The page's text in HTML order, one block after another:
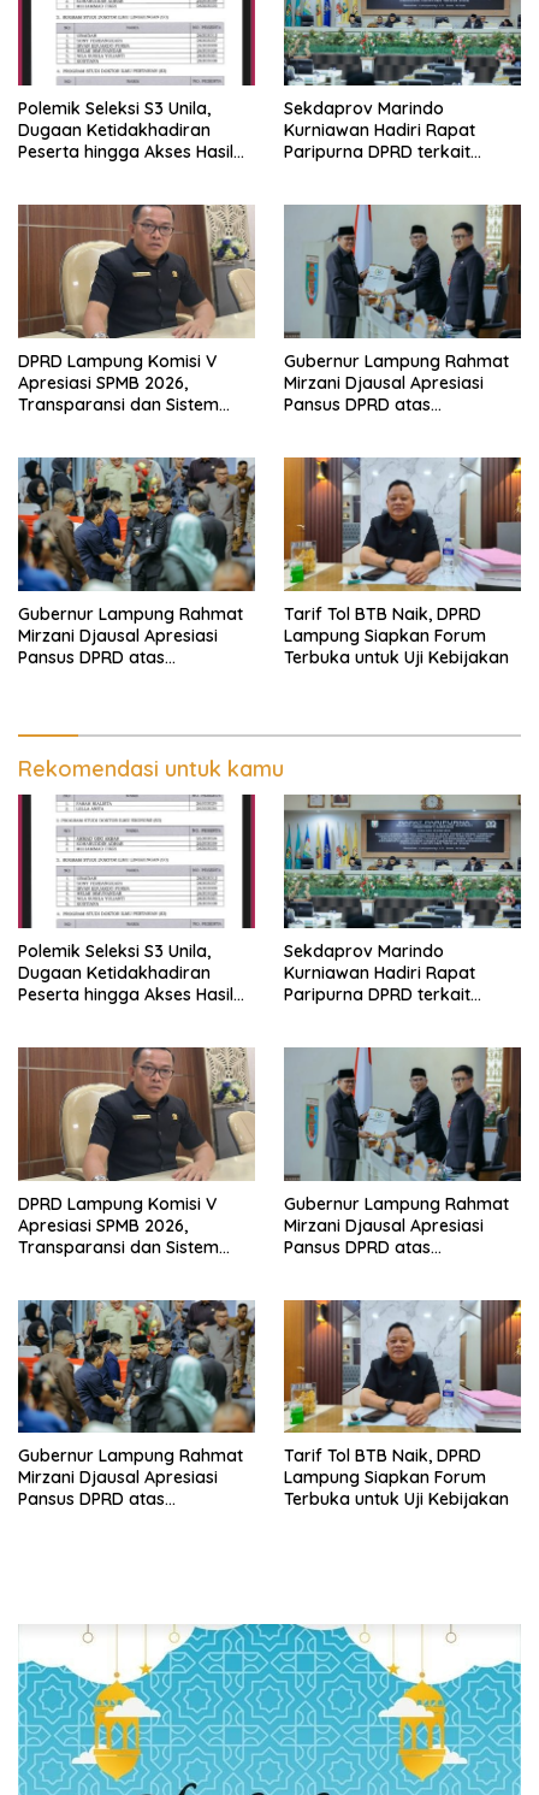
Polemik Seleksi S3 Unila,
Dugaan Ketidakhadiran
Peserta hingga Akses Hasil
Sekdaprov Marindo
Kurniawan Hadiri Rapat
Paripurna DPRD terkait
Daerah Provinsi Lampung
Tahun 2026
DPRD Lampung Komisi V
Apresiasi SPMB 2026,
Transparansi dan Sistem
yang Sukses
Gubernur Lampung Rahmat
Mirzani Djausal Apresiasi
Pansus DPRD atas
Rapat Paripurna DPRD
Lampung
Gubernur Lampung Rahmat
Mirzani Djausal Apresiasi
Pansus DPRD atas
Lampung
Tarif Tol BTB Naik, DPRD
Lampung Siapkan Forum
Terbuka untuk Uji Kebijakan
Rekomendasi untuk kamu
Polemik Seleksi S3 Unila,
Dugaan Ketidakhadiran
Peserta hingga Akses Hasil
Sekdaprov Marindo
Kurniawan Hadiri Rapat
Paripurna DPRD terkait
Daerah Provinsi Lampung
Tahun 2026
DPRD Lampung Komisi V
Apresiasi SPMB 2026,
Transparansi dan Sistem
yang Sukses
Gubernur Lampung Rahmat
Mirzani Djausal Apresiasi
Pansus DPRD atas
Rapat Paripurna DPRD
Lampung
Gubernur Lampung Rahmat
Mirzani Djausal Apresiasi
Pansus DPRD atas
Tarif Tol BTB Naik, DPRD
Lampung Siapkan Forum
Terbuka untuk Uji Kebijakan